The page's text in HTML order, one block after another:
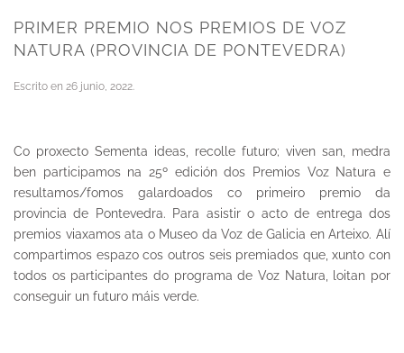
PRIMER PREMIO NOS PREMIOS DE VOZ
NATURA (PROVINCIA DE PONTEVEDRA)
Escrito en 26 junio, 2022.
Co proxecto Sementa ideas, recolle futuro; viven san, medra
ben participamos na 25º edición dos Premios Voz Natura e
resultamos/fomos galardoados co primeiro premio da
provincia de Pontevedra. Para asistir o acto de entrega dos
premios viaxamos ata o Museo da Voz de Galicia en Arteixo. Alí
compartimos espazo cos outros seis premiados que, xunto con
todos os participantes do programa de Voz Natura, loitan por
conseguir un futuro máis verde.